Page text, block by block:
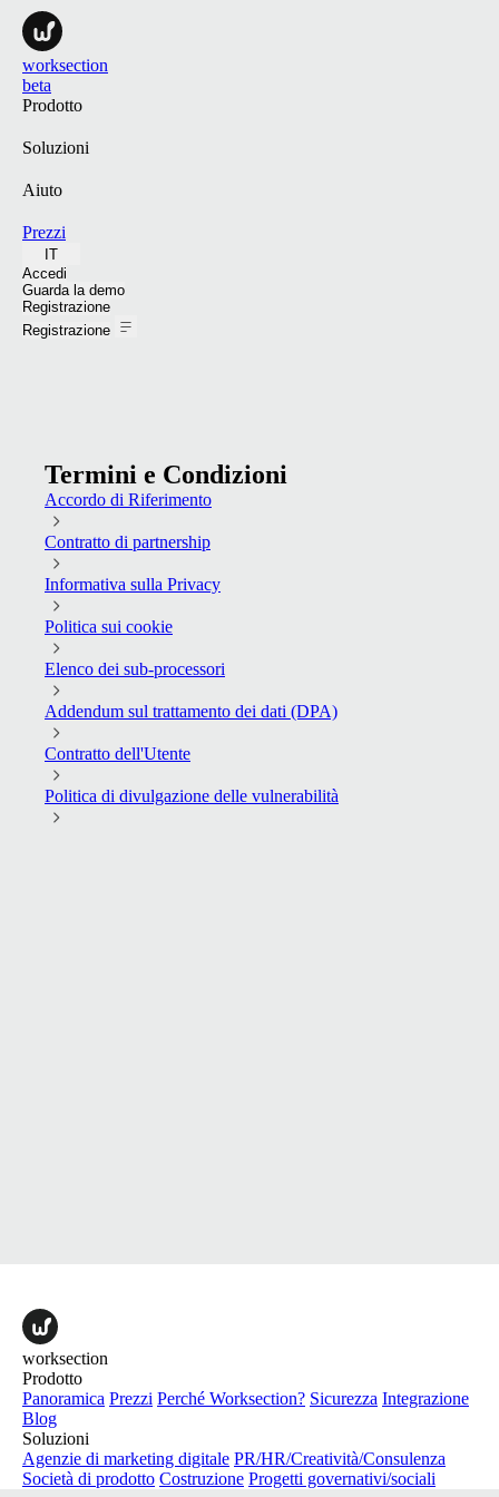
worksection
beta
Prodotto
Soluzioni
Aiuto
Prezzi
IT
Accedi
Guarda la demo
Registrazione
Registrazione
Termini e Condizioni
Accordo di Riferimento
Contratto di partnership
Informativa sulla Privacy
Politica sui cookie
Elenco dei sub-processori
Addendum sul trattamento dei dati (DPA)
Contratto dell'Utente
Politica di divulgazione delle vulnerabilità
worksection
Prodotto
Panoramica Prezzi Perché Worksection? Sicurezza Integrazione
Blog
Soluzioni
Agenzie di marketing digitale PR/HR/Creatività/Consulenza
Società di prodotto Costruzione Progetti governativi/sociali